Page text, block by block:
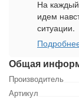
Общая
Производитель
Артикул
На каждый
идем
ситуации.